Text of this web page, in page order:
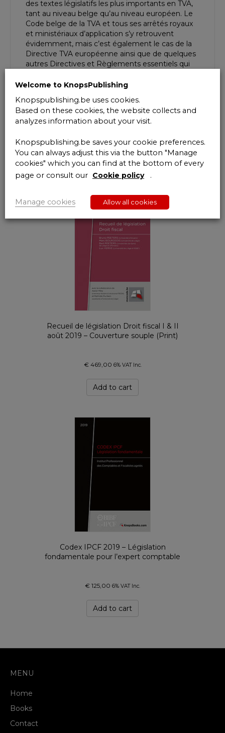
des textes législatifs les plus importants en TVA,
tant au niveau belge qu’au niveau européen. Le
Code belge de la TVA et tous ses arrêtés royaux
et ministériaux d’application s’y retrouvent
évidemment, mais c’est également le cas de la
Directive TVA européenne ainsi que de quelques
autres Directives et Règlements essentiels qui
précédé d’une table de matières. Ce Code peut
fiscalistes confrontés à des questions TVA.
You may also like…
Recueil de législation Droit fiscal I & II
août 2019 – Couverture souple (Print)
€469,00 6% VAT Inc.
Add to cart
Codex IPCF 2019 – Législation
fondamentale pour l’expert comptable
€ 125,00 6% VAT Inc.
Add to cart
MENU
Home
Books
Contact
Welcome to KnopsPublishing
Knopspublishing.be uses cookies.
Based on these cookies, the website collects and
analyzes information about your visit.
Knopspublishing.be saves your cookie preferences.
You can always adjust this via the button "Manage
cookies" which you can find at the bottom of every
page or consult our Cookie policy .
Manage cookies Allow all cookies